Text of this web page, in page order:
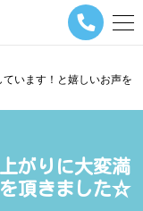
メ
ー
ビ
シ
ョ
ン
います！と嬉しいお声を
がりに大変満
頂きました☆